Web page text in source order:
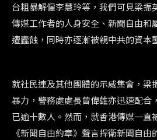
台粗暴解僱李慧玲等，我們可見梁振
傳媒工作者的人身安全、新聞自由和
遭蠹蝕，同時亦逐漸被親中共的資本
就社民連及其他團體的示威集會，梁
暴力，警務處處長曾偉雄亦迅速配合
已逾十數人。然而，就香港傳媒一直
《新聞自由約章》聲言捍衛新聞自